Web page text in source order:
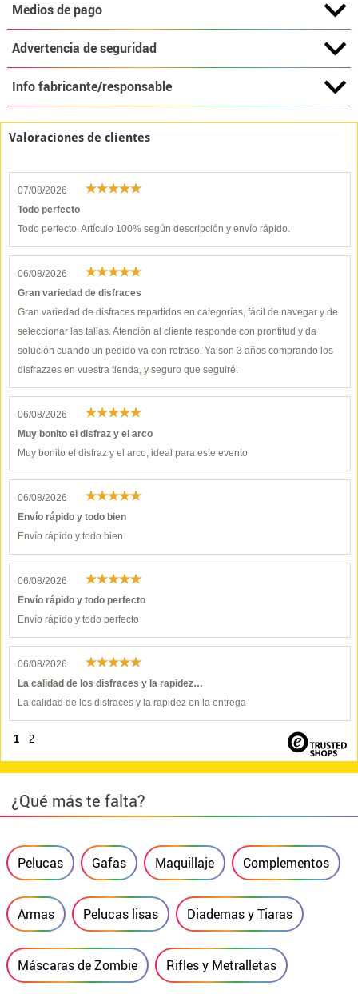
Medios de pago
Advertencia de seguridad
Info fabricante/responsable
Valoraciones de clientes
07/08/2026
Todo perfecto
Todo perfecto. Artículo 100% según descripción y envío rápido.
06/08/2026
Gran variedad de disfraces
Gran variedad de disfraces repartidos en categorías, fácil de navegar y de
seleccionar las tallas. Atención al cliente responde con prontitud y da
solución cuando un pedido va con retraso. Ya son 3 años comprando los
disfrazzes en vuestra tienda, y seguro que seguiré.
06/08/2026
Muy bonito el disfraz y el arco
Muy bonito el disfraz y el arco, ideal para este evento
06/08/2026
Envío rápido y todo bien
Envío rápido y todo bien
06/08/2026
Envío rápido y todo perfecto
Envío rápido y todo perfecto
06/08/2026
La calidad de los disfraces y la rapidez…
La calidad de los disfraces y la rapidez en la entrega
1 2
¿Qué más te falta?
Pelucas Gafas Maquillaje Complementos
Armas Pelucas lisas Diademas y Tiaras
Máscaras de Zombie Rifles y Metralletas